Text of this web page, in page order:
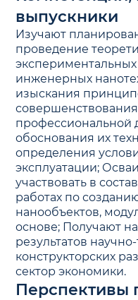
выпускники
Изучают
проведение
инженерных
изыскания
профессиональной
обоснования их
определения
эксплуатации;
участвовать в
работах по
нанообъектов,
основе; Получают
результатов
конструкторских
сектор экономики.
Перспективы